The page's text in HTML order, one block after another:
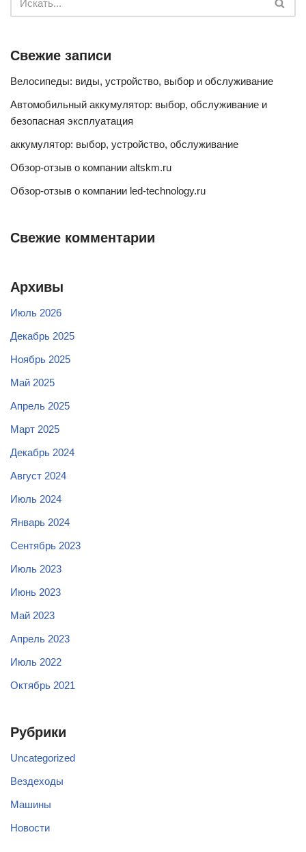
Свежие записи
Велосипеды: виды, устройство, выбор и обслуживание
Автомобильный аккумулятор: выбор, обслуживание и
безопасная эксплуатация
аккумулятор: выбор, устройство, обслуживание
Обзор-отзыв о компании altskm.ru
Обзор-отзыв о компании led-technology.ru
Свежие комментарии
Архивы
Июль 2026
Декабрь 2025
Ноябрь 2025
Май 2025
Апрель 2025
Март 2025
Декабрь 2024
Август 2024
Июль 2024
Январь 2024
Сентябрь 2023
Июль 2023
Июнь 2023
Май 2023
Апрель 2023
Июль 2022
Октябрь 2021
Рубрики
Uncategorized
Вездеходы
Машины
Новости